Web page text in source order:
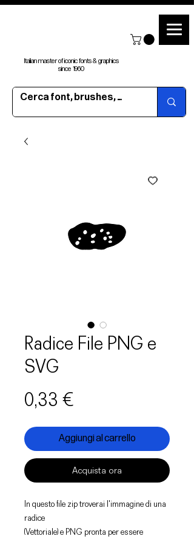
Italian master of iconic fonts & graphics
since 1960
Radice File PNG e
SVG
0,33 €
Aggiungi al carrello
Acquista ora
In questo file zip troverai l'immagine di una
radice
(Vettoriale) e PNG pronta per essere